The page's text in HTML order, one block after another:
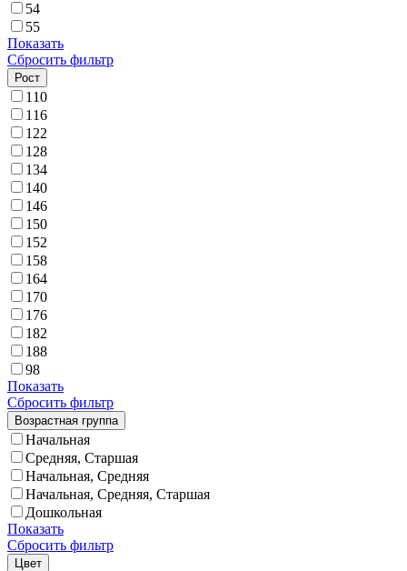
54
55
Показать
Сбросить фильтр
Рост
110
116
122
128
134
140
146
150
152
158
164
170
176
182
188
98
Показать
Сбросить фильтр
Возрастная группа
Начальная
Средняя, Старшая
Начальная, Средняя
Начальная, Средняя, Старшая
Дошкольная
Показать
Сбросить фильтр
Цвет